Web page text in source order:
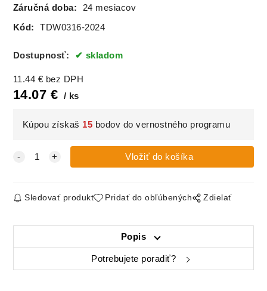
Záručná doba: 24 mesiacov
Kód: TDW0316-2024
Dostupnosť: skladom
11.44 € bez DPH
14.07 € ks
Kúpou získaš 15 bodov do vernostného programu
Sledovať produkt Pridať do obľúbených Zdielať
Popis
Potrebujete poradiť?